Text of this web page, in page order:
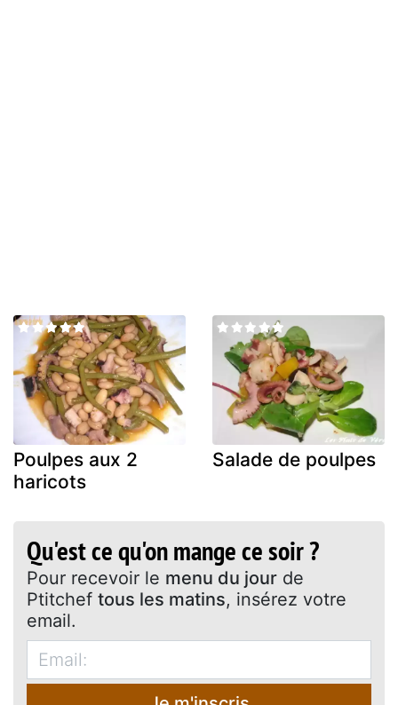
Poulpes aux 2
haricots
Salade de poulpes
Qu'est ce qu'on mange ce soir ?
Pour recevoir le menu du jour de
Ptitchef tous les matins, insérez votre
email.